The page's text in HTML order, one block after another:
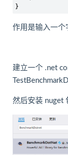
}
作用是输入一个
建立一个 .net
然后安装 nuget